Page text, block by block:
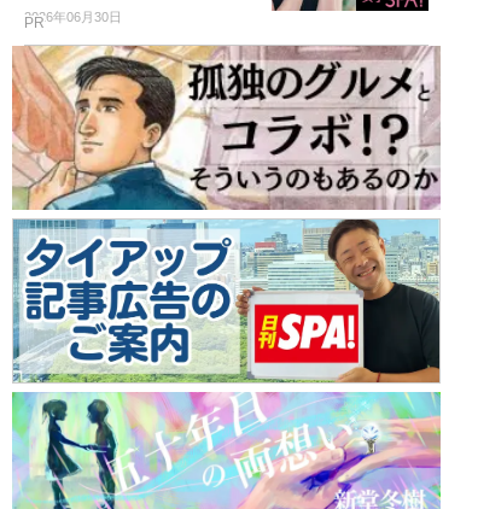
2026年06月30日
PR